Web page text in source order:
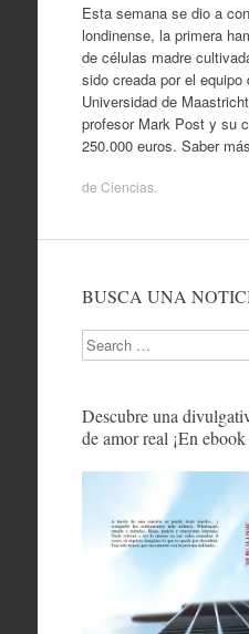
Esta semana se dio a
londinense, la primera
de células madre
sido creada por el
Universidad de
profesor Mark Post y su
250.000 euros. Saber
de Ciencias.
BUSCA UNA
Search
Descubre una
de amor real ¡En